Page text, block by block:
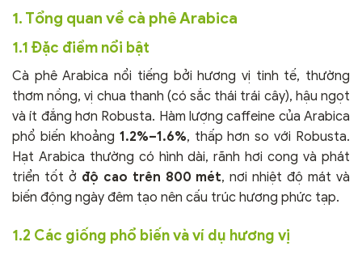
1. Tổng quan về cà phê Arabica
1.1 Đặc điểm nổi bật
Cà phê Arabica nổi tiếng bởi hương vị tinh tế, thường
thơm nồng, vị chua thanh (có sắc thái trái cây), hậu ngọt
và ít đắng hơn Robusta. Hàm lượng caffeine của Arabica
phổ biến khoảng 1.2%–1.6%, thấp hơn so với Robusta.
Hạt Arabica thường có hình dài, rãnh hơi cong và phát
triển tốt ở độ cao trên 800 mét, nơi nhiệt độ mát và
biến động ngày đêm tạo nên cấu trúc hương phức tạp.
1.2 Các giống phổ biến và ví dụ hương vị